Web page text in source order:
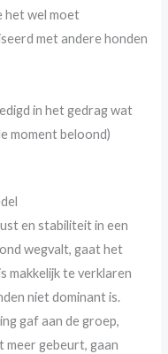
het wel moet
met andere honden
in het gedrag wat
moment beloond)
en stabiliteit in een
wegvalt, gaat het
makkelijk te verklaren
niet dominant is.
gaf aan de groep,
meer gebeurt, gaan